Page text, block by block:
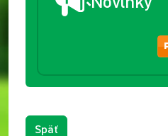
Späť